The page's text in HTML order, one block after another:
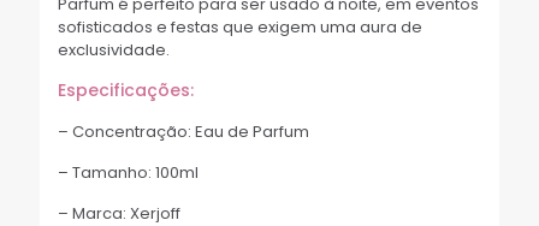
sofisticados e festas que exigem uma aura de
exclusividade.
Especificações:
– Concentração: Eau de Parfum
– Tamanho: 100ml
– Marca: Xerjoff